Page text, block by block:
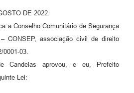
DE 2022.
a Conselho Comunitário de Segurança
CONSEP, associação civil de direito
0001-03.
Candeias aprovou, e eu, Prefeito
Lei: